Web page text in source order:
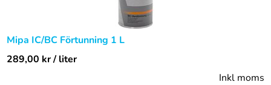
Mipa IC/BC Förtunning 1 L
289,00 kr/ liter
Inkl moms